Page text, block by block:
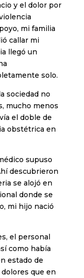
y el dolor por
mi familia
callar mi
llegó un
solo.
sociedad no
mucho menos
el doble de
obstétrica en
supuso
descubrieron
se alojó en
donde se
mi hijo nació
el personal
como había
estado de
que en